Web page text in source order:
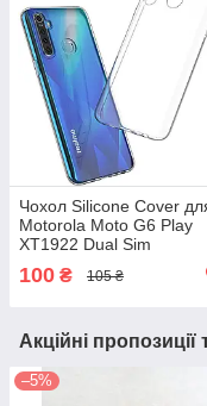
Чохол Silicone Cover
Motorola Moto G6 Play
XT1922 Dual Sim
100 ₴ 105 ₴
Акційні пропозиції
–5%